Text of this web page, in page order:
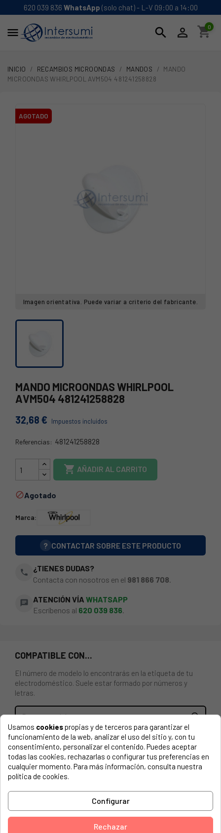
620 039 836 WhatsApp (solo chat) - L-V 09:00 a 14:00
 search  shopping_cart
0
INICIO RECAMBIOS MICROONDAS MANDOS
MANDO
MICROONDAS WHIRLPOOL AVM504 481241258828
AGOTADO
Imagen orientativa. Puede variar a criterio del fabricante.
MANDO MICROONDAS WHIRLPOOL
AVM504 481241258828
32,68 € Impuestos incluidos
Referencias: 481241258828
73IG0051
 AÑADIR AL CARRITO
Agotado
Marca:
? CONTACTAR SOBRE ESTE PRODUCTO
phone
¿TIENES DUDAS?
Contacta con nosotros en el 981 866 708
chat ATENCIÓN VÍA WHATSAPP
Escríbenos al 620 039 836.
COMPATIBLE CON...
El número de modelo lo encontrarás en la etiqueta de tu
electrodoméstico. Suele estar formado por números y
letras.
Mando microondas Whirlpool AVM504
IGNIS, 854154601221AKL546IGWH
IGNIS, AKL536
IGNIS, AKL546
IGNIS, AKL546-IG-WH
Usamos cookiespropias y de terceros para garantizar el
funcionamiento de la web, analizar el uso del sitio y, con tu
consentimiento, personalizar el contenido. Puedes aceptar
todas las cookies, rechazarlas o configurar tus preferencias en
cualquier momento. Para más información, consulta nuestra
política de cookies.
Configurar
Rechazar